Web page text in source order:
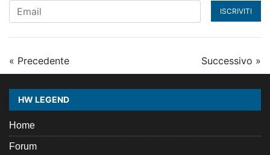
ISCRIVITI
« Precedente Successivo »
HW LEGEND
Home
Forum